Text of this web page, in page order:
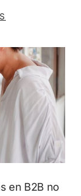
en B2B no